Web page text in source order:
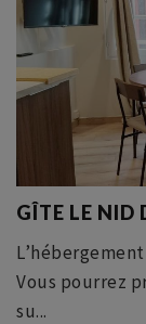
GÎTE LE NID
Vous pourrez
su...